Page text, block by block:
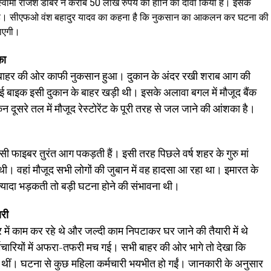
राजेश डाबर ने करीब 50 लाख रुपये की हानि का दावा किया है। इसके
है। सीएफओ वंश बहादुर यादव का कहना है कि नुकसान का आकलन कर घटना की
की ओर काफी नुकसान हुआ। दुकान के अंदर रखी शराब आग की
इसी दुकान के बाहर खड़ी थी। इसके अलावा बगल में मौजूद बैंक
दूसरे तल में मौजूद रेस्टोरेंट के पूरी तरह से जल जाने की आंशका है।
फाइबर तुरंत आग पकड़ती हैं। इसी तरह पिछले वर्ष शहर के गुरु मां
वहां मौजूद सभी लोगों की जुबान में वह हादसा आ रहा था। इमारत के
भड़कती तो बड़ी घटना होने की संभावना थी।
में काम कर रहे थे और जल्दी काम निपटाकर घर जाने की तैयारी में थे
में अफरा-तफरी मच गई। सभी बाहर की ओर भागे तो देखा कि
घटना से कुछ महिला कर्मचारी भयभीत हो गईं। जानकारी के अनुसार